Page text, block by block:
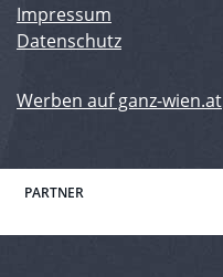
Impressum
Datenschutz
Werben auf ganz-wien.at
PARTNER